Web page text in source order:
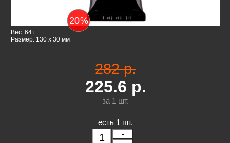
20%
Вес: 64 г.
Размер: 130 x 30 мм
282 р.
225.6 р.
за 1 шт.
есть 1 шт.